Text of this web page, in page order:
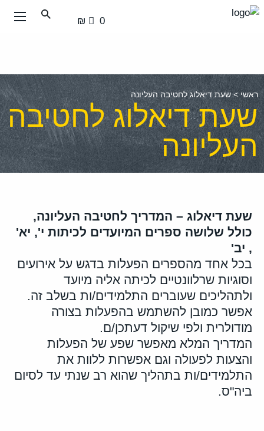
עבור
0 ₪
ראשי >שעת דיאלוג לחטיבה העליונה
שעת דיאלוג לחטיבה
העליונה
שעת דיאלוג – המדריך לחטיבה העליונה,
כולל שלושה ספרים המיועדים לכיתות י', יא'
, יב'
בכל אחד מהספרים הפעלות בדגש על אירועים
וסוגיות שרלוונטיים לכיתה אליה מיועד
ולתהליכים שעוברים התלמידים/ות בשלב זה.
אפשר כמובן להשתמש בהפעלות בצורה
מודולרית ולפי שיקול דעתכן/ם.
המדריך המלא מאפשר שפע של הפעלות
והצעות לפעולה וגם אפשרות ללוות את
התלמידים/ות בתהליך שהוא רב שנתי עד לסיום
ביה"ס.